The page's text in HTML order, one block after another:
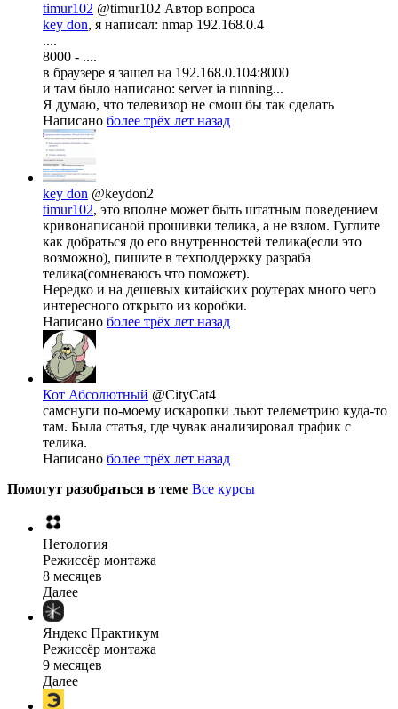
timur102 @timur102 Автор вопроса
key don, я написал: nmap 192.168.0.4
....
8000 - ....
в браузере я зашел на 192.168.0.104:8000
и там было написано: server ia running...
Я думаю, что телевизор не смош бы так сделать
Написано более трёх лет назад
key don @keydon2
timur102, это вполне может быть штатным поведением
кривонаписаной прошивки телика, а не взлом. Гуглите
как добраться до его внутренностей телика(если это
возможно), пишите в техподдержку разраба
телика(сомневаюсь что поможет).
Нередко и на дешевых китайских роутерах много чего
интересного открыто из коробки.
Написано более трёх лет назад
Кот Абсолютный @CityCat4
самснуги по-моему искаропки льют телеметрию куда-то
там. Была статья, где чувак анализировал трафик с
телика.
Написано более трёх лет назад
Помогут разобраться в теме Все курсы
Нетология
Режиссёр монтажа
8 месяцев
Далее
Яндекс Практикум
Режиссёр монтажа
9 месяцев
Далее